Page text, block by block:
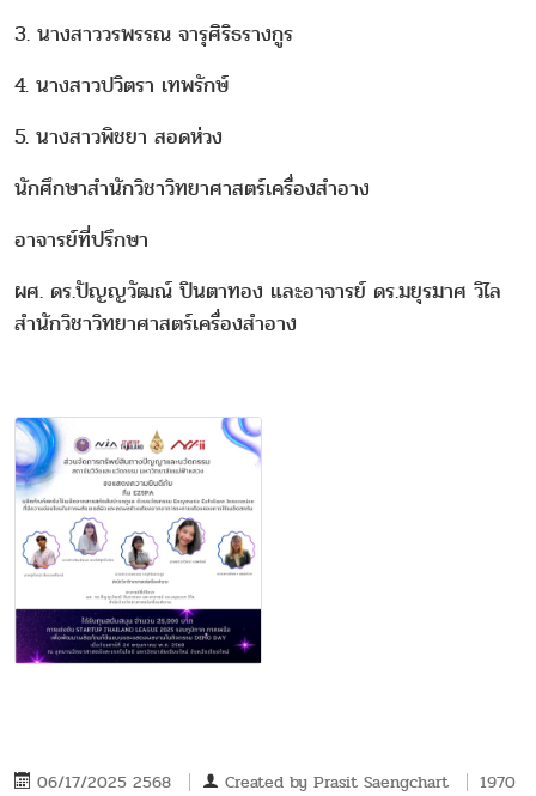
3. นางสาววรพรรณ จารุศิริธรางกูร
4. นางสาวปวิตรา เทพรักษ์
5. นางสาวพิชยา สอดห่วง
นักศึกษาสำนักวิชาวิทยาศาสตร์เครื่องสำอาง
อาจารย์ที่ปรึกษา
ผศ. ดร.ปัญญวัฒณ์ ปินตาทอง และอาจารย์ ดร.มยุรมาศ วิไล
สำนักวิชาวิทยาศาสตร์เครื่องสำอาง
06/17/2025 2568 Created by Prasit Saengchart 1970